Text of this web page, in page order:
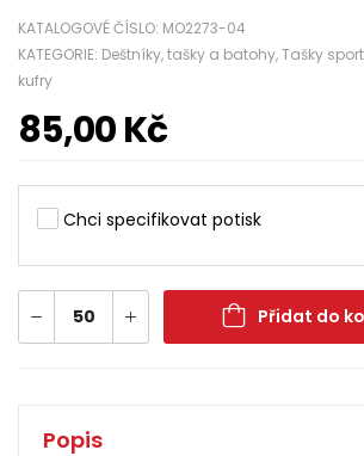
KATALOGOVÉ ČÍSLO: MO2273-04
KATEGORIE: Deštníky, tašky a batohy,Tašky
kufry
85,00Kč
Chci specifikovat potisk
Přidat do
Popis